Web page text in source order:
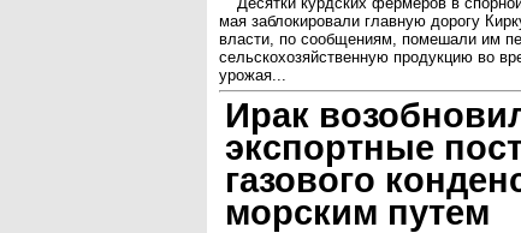
мая заблокировали главную дорогу
власти, по сообщениям, помешали им
сельскохозяйственную продукцию во
урожая...
Ирак
экспортные
газового
морским путем